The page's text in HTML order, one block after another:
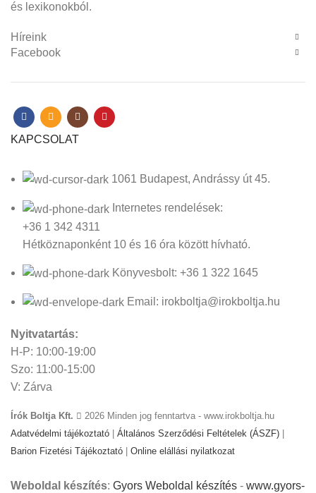
és lexikonokból.
Híreink
Facebook
KAPCSOLAT
1061 Budapest, Andrássy út 45.
Internetes rendelések:
+36 1 342 4311
Hétköznaponként 10 és 16 óra között hívható.
Könyvesbolt: +36 1 322 1645
Email: irokboltja@irokboltja.hu
Nyitvatartás:
H-P: 10:00-19:00
Szo: 11:00-15:00
V: Zárva
Írók Boltja Kft.
2026 Minden jog fenntartva - www.irokboltja.hu
Adatvédelmi tájékoztató
Általános Szerződési Feltételek (ÁSZF)
Barion Fizetési Tájékoztató
Online elállási nyilatkozat
Weboldal készítés: Gyors Weboldal készítés - www.gyors-